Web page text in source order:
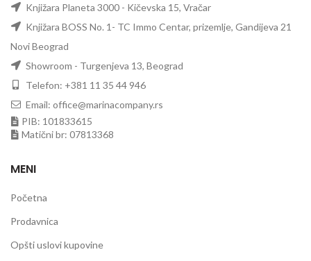
Knjižara Planeta 3000 - Kičevska 15, Vračar
Knjižara BOSS No. 1- TC Immo Centar, prizemlje, Gandijeva 21
Novi Beograd
Showroom - Turgenjeva 13, Beograd
Telefon: +381 11 35 44 946
Email: office@marinacompany.rs
PIB: 101833615
Matični br: 07813368
MENI
Početna
Prodavnica
Opšti uslovi kupovine